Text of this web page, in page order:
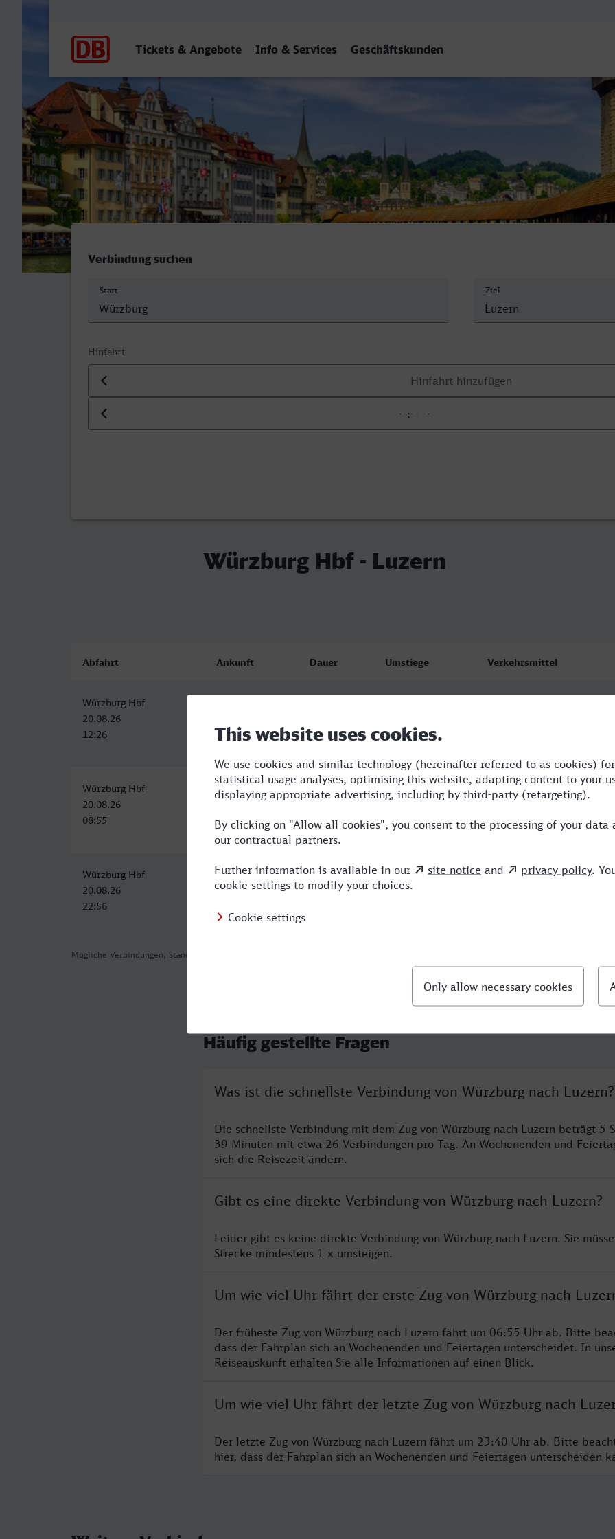
Tickets & Angebote Info & Services Geschäftskunden
Würzburg Hbf - Luzern
Verbindung suchen
Start Ziel
Hinfahrt
Datum der Hinfahrt
Uhrzeit der Hinfahrt
Würzburg Hbf - Luzern
Mögliche Verbindungen, Stand: 2026-08-06 02:16
Abfahrt Ankunft Dauer Umstiege Verkehrsmittel
Würzburg Hbf
20.08.26
12:26
18:05
Würzburg Hbf
20.08.26
08:55
Luzern
20.08.26
15:55
7:00 RE,ICE
Würzburg Hbf
20.08.26
22:56
Luzern
21.08.26
10:59 4 RE,ICE
Häufig gestellte Fragen
Was ist die schnellste Verbindung von Würzburg nach Luzern?
Die schnellste Verbindung mit dem Zug von Würzburg nach Luzern beträgt 5
39 Minuten mit etwa 26 Verbindungen pro Tag. An Wochenenden und
sich die Reisezeit ändern.
Gibt es eine direkte Verbindung von Würzburg nach Luzern?
Leider gibt es keine direkte Verbindung von Würzburg nach Luzern. Sie
Strecke mindestens 1 x umsteigen.
Um wie viel Uhr fährt der erste Zug von Würzburg nach
Der früheste Zug von Würzburg nach Luzern fährt um 06:55 Uhr ab. Bitte
dass der Fahrplan sich an Wochenenden und Feiertagen unterscheidet. In
Reiseauskunft erhalten Sie alle Informationen auf einen Blick.
Um wie viel Uhr fährt der letzte Zug von Würzburg nach
Der letzte Zug von Würzburg nach Luzern fährt um 23:40 Uhr ab. Bitte
hier, dass der Fahrplan sich an Wochenenden und Feiertagen unterscheiden